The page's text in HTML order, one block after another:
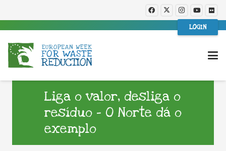
LOGIN
Liga o valor, desliga o
resíduo – O Norte dá o
exemplo